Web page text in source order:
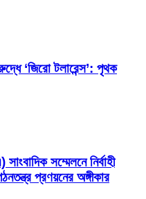
‘জিরো টলারেন্স’: পৃথক
সম্মেলনে নির্বাহী
প্রণয়নের অঙ্গীকার